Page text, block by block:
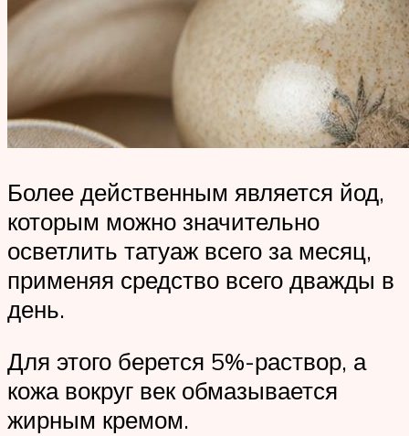
Более действенным является йод,
которым можно значительно
осветлить татуаж всего за месяц,
применяя средство всего дважды в
день.
Для этого берется 5%-раствор, а
кожа вокруг век обмазывается
жирным кремом.